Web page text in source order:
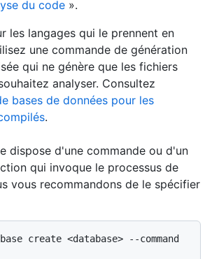
du code ».
les langages qui le prennent en
une commande de génération
qui ne génère que les fichiers
analyser. Consultez
bases de données pour les
.
dispose d'une commande ou d'un
qui invoque le processus de
vous recommandons de le spécifier